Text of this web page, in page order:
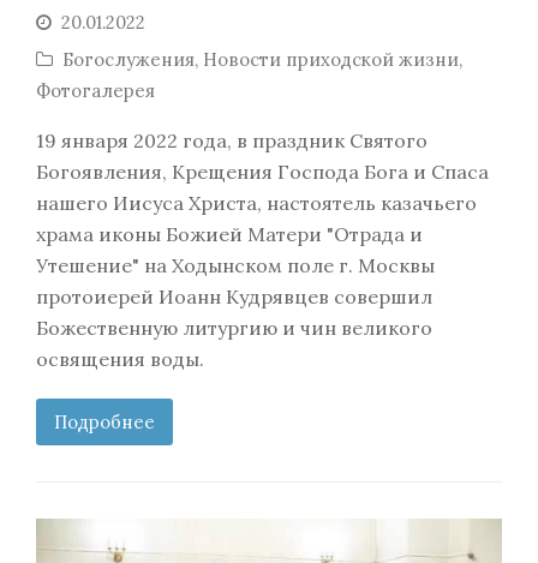
20.01.2022
Богослужения, Новости приходской жизни,
Фотогалерея
19 января 2022 года, в праздник Святого
Богоявления, Крещения Господа Бога и Спаса
нашего Иисуса Христа, настоятель казачьего
храма иконы Божией Матери "Отрада и
Утешение" на Ходынском поле г. Москвы
протоиерей Иоанн Кудрявцев совершил
Божественную литургию и чин великого
освящения воды.
Подробнее